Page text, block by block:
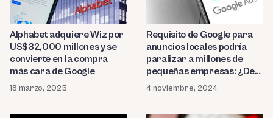
Alphabet adquiere Wiz por
US$32,000 millones y se
convierte en la compra
más cara de Google
18 marzo, 2025
Requisito de Google para
anuncios locales podría
paralizar a millones de
pequeñas empresas: ¿De
qué se trata?
4 noviembre, 2024